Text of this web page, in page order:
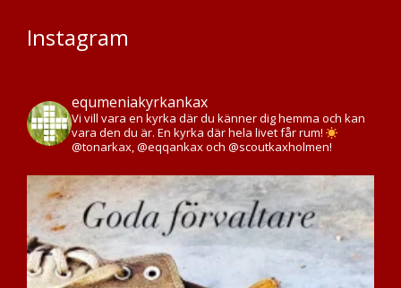
Instagram
equmeniakyrkankax
Vi vill vara en kyrka där du känner dig hemma och kan
vara den du är. En kyrka där hela livet får rum!
@tonarkax, @eqqankax och @scoutkaxholmen!